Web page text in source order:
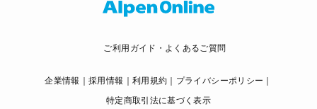
ご利用ガイド・よくあるご質問
企業情報 採用情報 利用規約
プライバシーポリシー
特定商取引法に基づく表示